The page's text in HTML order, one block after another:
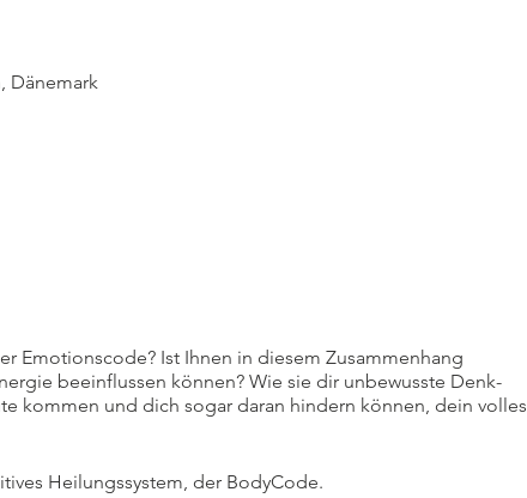
Dänemark
Emotionscode? Ist Ihnen in diesem Zusammenhang
beeinflussen können? Wie sie dir unbewusste Denk-
kommen und dich sogar daran hindern können, dein volles
Heilungssystem, der BodyCode.